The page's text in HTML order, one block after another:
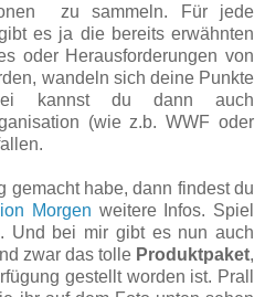
zu sammeln. Für jede
es ja die bereits erwähnten
oder Herausforderungen von
wandeln sich deine Punkte
kannst du dann auch
(wie z.b. WWF oder
gemacht habe, dann findest du
Morgen weitere Infos. Spiel
Und bei mir gibt es nun auch
zwar das tolle Produktpaket,
gestellt worden ist. Prall